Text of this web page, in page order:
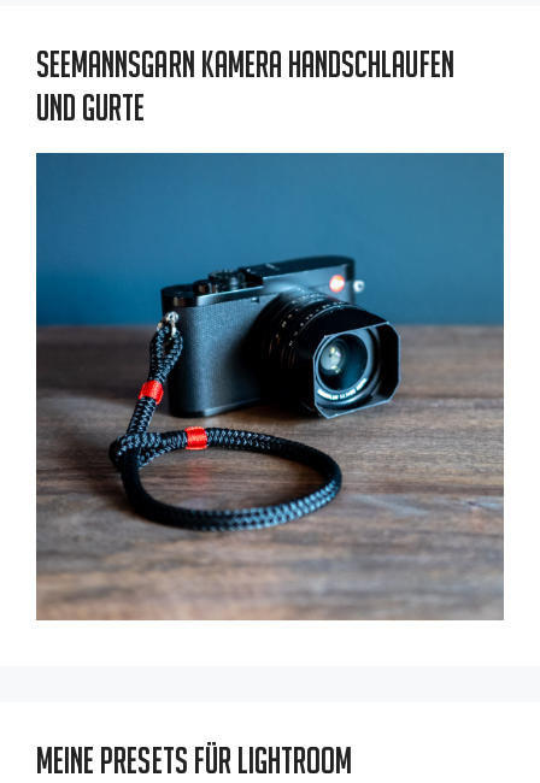
Seemannsgarn Kamera Handschlaufen
und Gurte
Meine Presets für Lightroom